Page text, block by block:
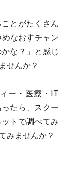
とがたくさん
なおすチャン
な？」と感じ
せんか？
ー・医療・IT
たら、スクー
トで調べてみ
みませんか？